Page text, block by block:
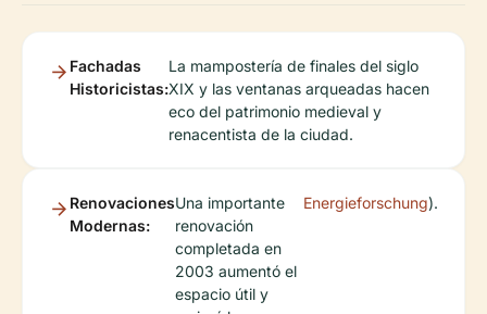
Fachadas
Historicistas:
La mampostería de finales del siglo
XIX y las ventanas arqueadas hacen
eco del patrimonio medieval y
renacentista de la ciudad.
Renovaciones
Modernas:
Una importante
renovación
completada en
2003 aumentó el
espacio útil y
Energieforschung).